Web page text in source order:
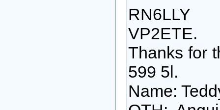
VP2ETE.
Thanks for
599 5l.
Name: